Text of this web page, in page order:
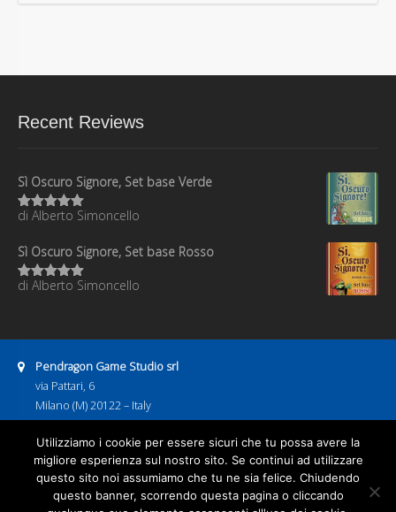
Recent Reviews
Sì Oscuro Signore, Set base Verde
Valutato5
di Alberto Simoncello
Sì Oscuro Signore, Set base Rosso
Valutato5
di Alberto Simoncello
Pendragon Game Studio srl
via Pattari, 6
Milano (M) 20122 – Italy
P.IVA 08886600967
Business hours:
9:00–13:00
14:00–18:00
Email address:
pendragongamestudio@gmail.com
Giochi Happy Blue Prossimi arrivi Download
Utilizziamo i cookie per essere sicuri che tu possa avere la
migliore esperienza sul nostro sito. Se continui ad utilizzare
questo sito noi assumiamo che tu ne sia felice. Chiudendo
questo banner, scorrendo questa pagina o cliccando